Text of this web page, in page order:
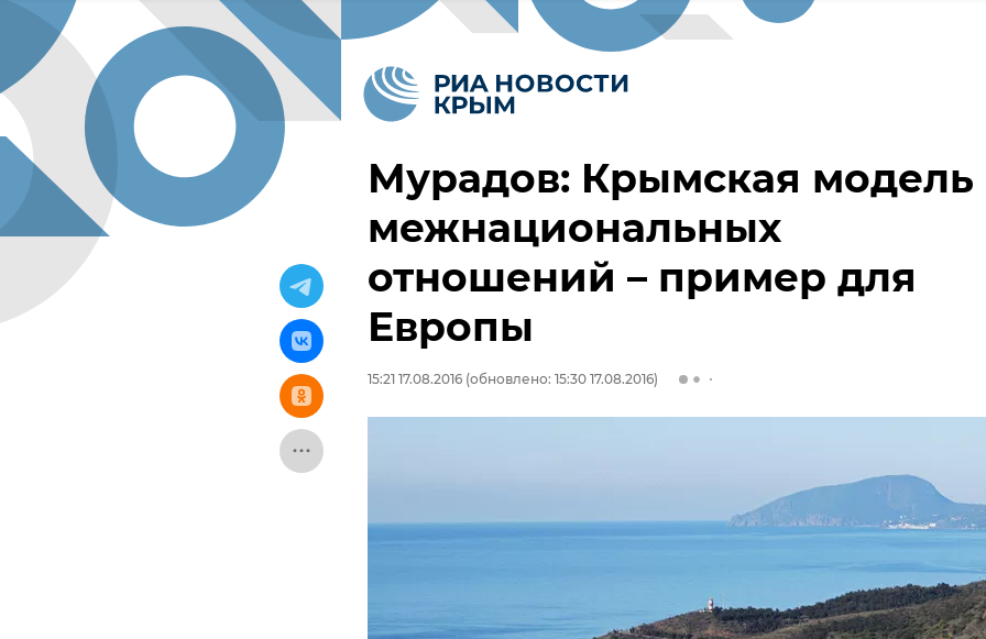
Мурадов: Крымская модель
межнациональных
отношений – пример для
Европы
15:21 17.08.2016 (обновлено: 15:30 17.08.2016)